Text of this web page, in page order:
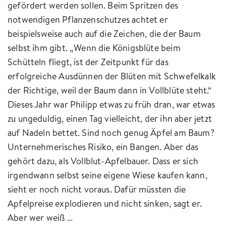
gefördert werden sollen. Beim Spritzen des
notwendigen Pflanzenschutzes achtet er
beispielsweise auch auf die Zeichen, die der Baum
selbst ihm gibt. „Wenn die Königsblüte beim
Schütteln fliegt, ist der Zeitpunkt für das
erfolgreiche Ausdünnen der Blüten mit Schwefelkalk
der Richtige, weil der Baum dann in Vollblüte steht.“
Dieses Jahr war Philipp etwas zu früh dran, war etwas
zu ungeduldig, einen Tag vielleicht, der ihn aber jetzt
auf Nadeln bettet. Sind noch genug Äpfel am Baum?
Unternehmerisches Risiko, ein Bangen. Aber das
gehört dazu, als Vollblut-Apfelbauer. Dass er sich
irgendwann selbst seine eigene Wiese kaufen kann,
sieht er noch nicht voraus. Dafür müssten die
Apfelpreise explodieren und nicht sinken, sagt er.
Aber wer weiß …